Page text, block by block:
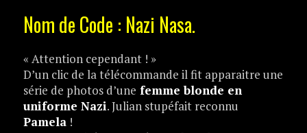
Nom de Code : Nazi Nasa.
« Attention cependant ! »
D’un clic de la télécommande il fit apparaitre une
série de photos d’une femme blonde en
uniforme Nazi. Julian stupéfait reconnu
Pamela!